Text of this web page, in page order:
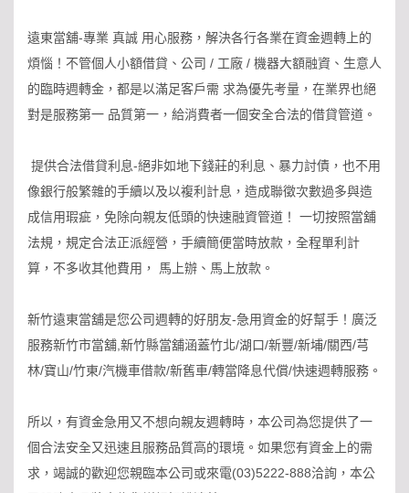
遠東當舖-專業 真誠 用心服務，解決各行各業在資金週轉上的
煩惱！不管個人小額借貸、公司 / 工廠 / 機器大額融資、生意人
的臨時週轉金，都是以滿足客戶需 求為優先考量，在業界也絕
對是服務第一 品質第一，給消費者一個安全合法的借貸管道。
提供合法借貸利息-絕非如地下錢莊的利息、暴力討債，也不用
像銀行般繁雜的手續以及以複利計息，造成聯徵次數過多與造
成信用瑕疵，免除向親友低頭的快速融資管道！ 一切按照當舖
法規，規定合法正派經營，手續簡便當時放款，全程單利計
算，不多收其他費用， 馬上辦、馬上放款。
新竹遠東當舖是您公司週轉的好朋友-急用資金的好幫手！廣泛
服務新竹市當舖,新竹縣當舖涵蓋竹北/湖口/新豐/新埔/關西/芎
林/寶山/竹東/汽機車借款/新舊車/轉當降息代償/快速週轉服務。
所以，有資金急用又不想向親友週轉時，本公司為您提供了一
個合法安全又迅速且服務品質高的環境。如果您有資金上的需
求，竭誠的歡迎您親臨本公司或來電(03)5222-888洽詢，本公